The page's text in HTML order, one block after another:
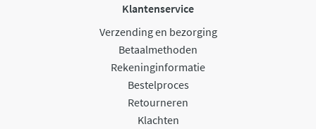
Klantenservice
Verzending en bezorging
Betaalmethoden
Rekeninginformatie
Bestelproces
Retourneren
Klachten